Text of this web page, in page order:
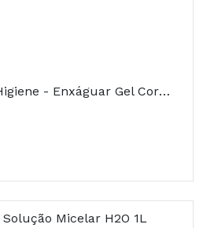
A-Derma Primalba Higiene - Enxáguar Gel Corpo/Cabelo 500ml